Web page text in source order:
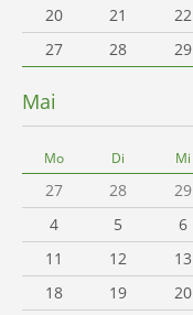
20
21 22
27
28 29
Mai
Mo Di Mi
27 28 29
4
5 6
11
12 13
18
19 20